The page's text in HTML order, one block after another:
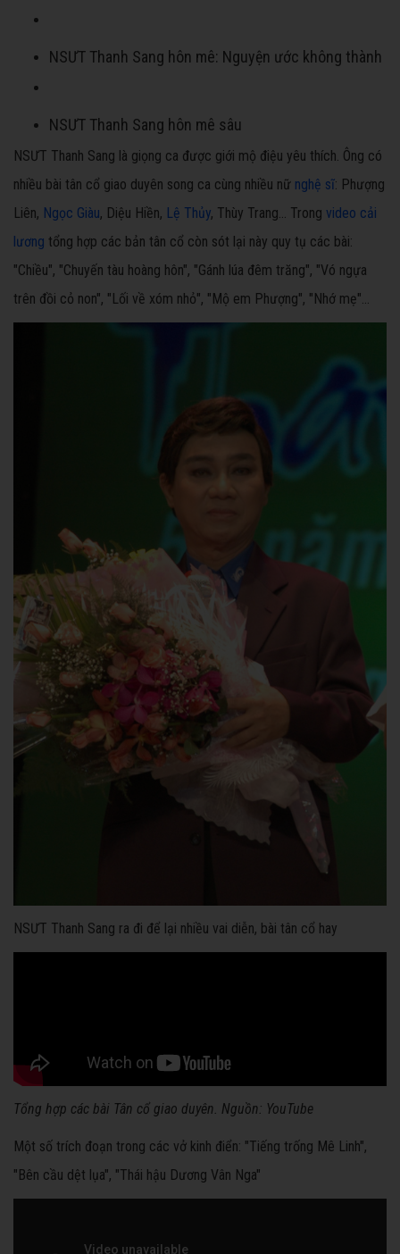
NSƯT Thanh Sang hôn mê: Nguyện ước không thành
NSƯT Thanh Sang hôn mê sâu
NSƯT Thanh Sang là giọng ca được giới mộ điệu yêu thích. Ông có
nhiều bài tân cổ giao duyên song ca cùng nhiều nữ nghệ sĩ: Phượng
Liên, Ngọc Giàu, Diệu Hiền, Lệ Thủy, Thùy Trang... Trong video cải
lương tổng hợp các bản tân cổ còn sót lại này quy tụ các bài:
"Chiều", "Chuyến tàu hoàng hôn", "Gánh lúa đêm trăng", "Vó ngựa
trên đồi cỏ non", "Lối về xóm nhỏ", "Mộ em Phượng", "Nhớ mẹ"...
NSƯT Thanh Sang ra đi để lại nhiều vai diễn, bài tân cổ hay
Tổng hợp các bài Tân cổ giao duyên. Nguồn: YouTube
Một số trích đoạn trong các vở kinh điển: "Tiếng trống Mê Linh",
"Bên cầu dệt lụa", "Thái hậu Dương Vân Nga"